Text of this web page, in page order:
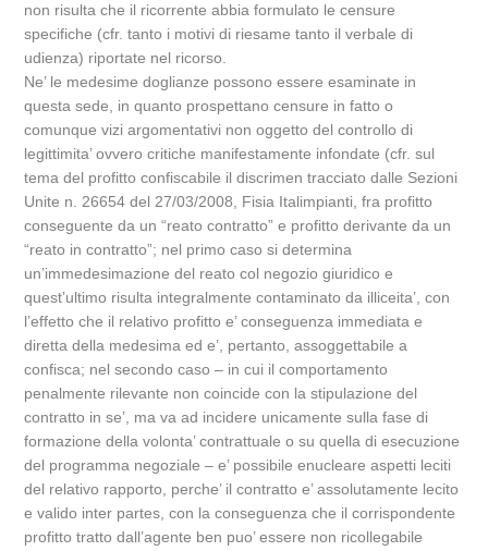
non risulta che il ricorrente abbia formulato le censure
specifiche (cfr. tanto i motivi di riesame tanto il verbale di
udienza) riportate nel ricorso.
Ne’ le medesime doglianze possono essere esaminate in
questa sede, in quanto prospettano censure in fatto o
comunque vizi argomentativi non oggetto del controllo di
legittimita’ ovvero critiche manifestamente infondate (cfr. sul
tema del profitto confiscabile il discrimen tracciato dalle Sezioni
Unite n. 26654 del 27/03/2008, Fisia Italimpianti, fra profitto
conseguente da un “reato contratto” e profitto derivante da un
“reato in contratto”; nel primo caso si determina
un’immedesimazione del reato col negozio giuridico e
quest’ultimo risulta integralmente contaminato da illiceita’, con
l’effetto che il relativo profitto e’ conseguenza immediata e
diretta della medesima ed e’, pertanto, assoggettabile a
confisca; nel secondo caso – in cui il comportamento
penalmente rilevante non coincide con la stipulazione del
contratto in se’, ma va ad incidere unicamente sulla fase di
formazione della volonta’ contrattuale o su quella di esecuzione
del programma negoziale – e’ possibile enucleare aspetti leciti
del relativo rapporto, perche’ il contratto e’ assolutamente lecito
e valido inter partes, con la conseguenza che il corrispondente
profitto tratto dall’agente ben puo’ essere non ricollegabile